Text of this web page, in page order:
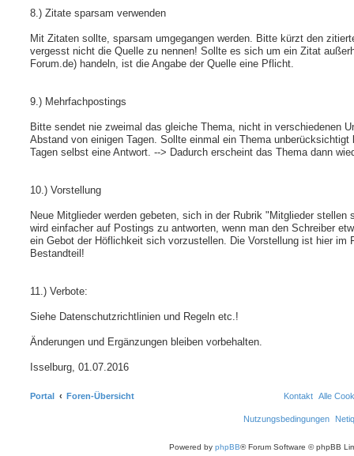
8.) Zitate sparsam verwenden
Mit Zitaten sollte, sparsam umgegangen werden. Bitte kürzt den
vergesst nicht die Quelle zu nennen! Sollte es sich um ein Zitat
Forum.de) handeln, ist die Angabe der Quelle eine Pflicht.
9.) Mehrfachpostings
Bitte sendet nie zweimal das gleiche Thema, nicht in verschiedenen
Abstand von einigen Tagen. Sollte einmal ein Thema
Tagen selbst eine Antwort. --> Dadurch erscheint das Thema dann
10.) Vorstellung
Neue Mitglieder werden gebeten, sich in der Rubrik "Mitglieder
wird einfacher auf Postings zu antworten, wenn man den Schreiber
ein Gebot der Höflichkeit sich vorzustellen. Die Vorstellung ist hier im
Bestandteil!
11.) Verbote:
Siehe Datenschutzrichtlinien und Regeln etc.!
Änderungen und Ergänzungen bleiben vorbehalten.
Isselburg, 01.07.2016
Portal Foren-Übersicht Alle
Kontakt
Nutzungsbedingungen
Powered by phpBB® Forum Software © phpBB